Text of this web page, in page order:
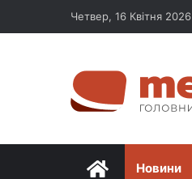
Четвер, 16 Квітня 2026
ГоловнаНовини